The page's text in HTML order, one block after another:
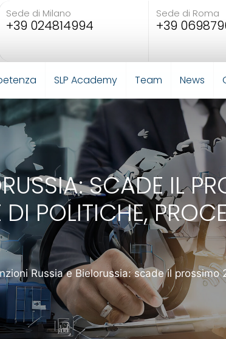
Sede di Milano
+39 024814994
Sede di Roma
+39
SLP Academy Team News
SCADE IL
POLITICHE,
Russia e Bielorussia: scade il